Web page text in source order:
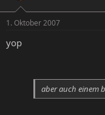
1. Oktober 2007
yop
aber auch einem